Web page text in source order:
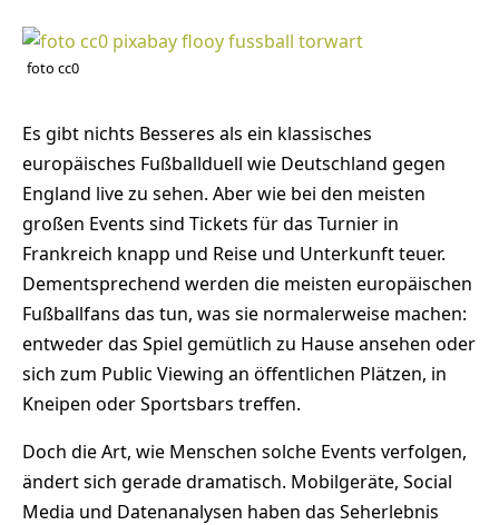
foto cc0
Es gibt nichts Besseres als ein klassisches
europäisches Fußballduell wie Deutschland gegen
England live zu sehen. Aber wie bei den meisten
großen Events sind Tickets für das Turnier in
Frankreich knapp und Reise und Unterkunft teuer.
Dementsprechend werden die meisten europäischen
Fußballfans das tun, was sie normalerweise machen:
entweder das Spiel gemütlich zu Hause ansehen oder
sich zum Public Viewing an öffentlichen Plätzen, in
Kneipen oder Sportsbars treffen.
Doch die Art, wie Menschen solche Events verfolgen,
ändert sich gerade dramatisch. Mobilgeräte, Social
Media und Datenanalysen haben das Seherlebnis